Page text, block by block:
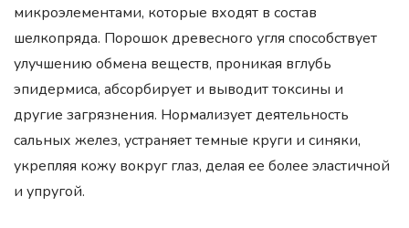
микроэлементами, которые входят в состав
шелкопряда. Порошок древесного угля способствует
улучшению обмена веществ, проникая вглубь
эпидермиса, абсорбирует и выводит токсины и
другие загрязнения. Нормализует деятельность
сальных желез, устраняет темные круги и синяки,
укрепляя кожу вокруг глаз, делая ее более эластичной
и упругой.